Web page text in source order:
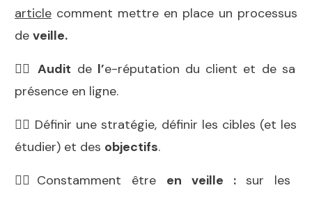
article comment mettre en place un processus
de veille.
👉🏻Audit de l’e-réputation du client et de sa
présence en ligne.
👉🏻 Définir une stratégie, définir les cibles (et les
étudier) et des objectifs.
👉🏻Constamment être en veille : sur les